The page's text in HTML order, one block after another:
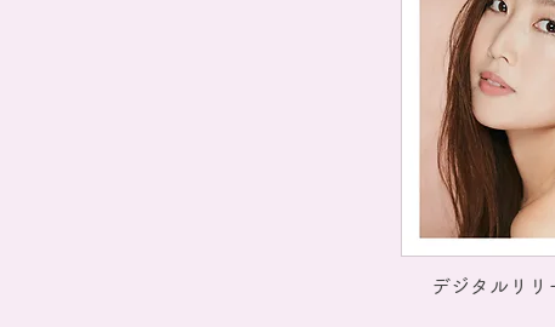
デジタルリリ